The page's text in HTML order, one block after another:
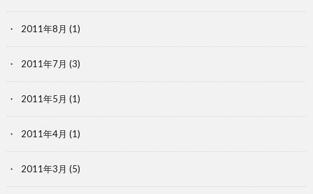
2011年8月 (1)
2011年7月 (3)
2011年5月 (1)
2011年4月 (1)
2011年3月 (5)